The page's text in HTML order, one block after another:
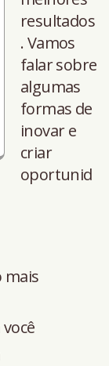
resultados
. Vamos
falar sobre
algumas
formas de
inovar e
criar
oportunid
mais